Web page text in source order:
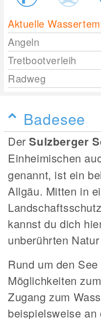
Aktuelle
Angeln
Tretbootverleih
Radweg
Badesee
Der Sulzberger
Einheimischen
genannt, ist ein
Allgäu. Mitten in
kannst du dich
unberührten
Rund um den
Möglichkeiten
Zugang zum
beispielsweise